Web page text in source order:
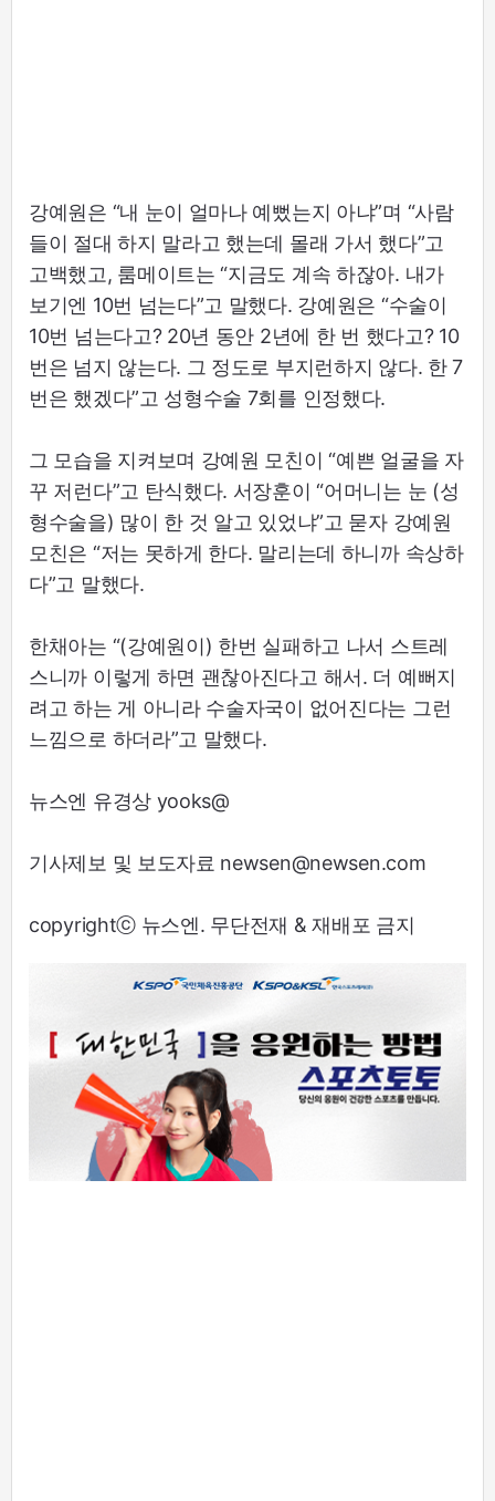
강예원은 “내 눈이 얼마나 예뻤는지 아냐”며 “사람
들이 절대 하지 말라고 했는데 몰래 가서 했다”고
고백했고, 룸메이트는 “지금도 계속 하잖아. 내가
보기엔 10번 넘는다”고 말했다. 강예원은 “수술이
10번 넘는다고? 20년 동안 2년에 한 번 했다고? 10
번은 넘지 않는다. 그 정도로 부지런하지 않다. 한 7
번은 했겠다”고 성형수술 7회를 인정했다.
그 모습을 지켜보며 강예원 모친이 “예쁜 얼굴을 자
꾸 저런다”고 탄식했다. 서장훈이 “어머니는 눈 (성
형수술을) 많이 한 것 알고 있었냐”고 묻자 강예원
모친은 “저는 못하게 한다. 말리는데 하니까 속상하
다”고 말했다.
한채아는 “(강예원이) 한번 실패하고 나서 스트레
스니까 이렇게 하면 괜찮아진다고 해서. 더 예뻐지
려고 하는 게 아니라 수술자국이 없어진다는 그런
느낌으로 하더라”고 말했다.
뉴스엔 유경상 yooks@
기사제보 및 보도자료 newsen@newsen.com
copyrightⓒ 뉴스엔. 무단전재 & 재배포 금지